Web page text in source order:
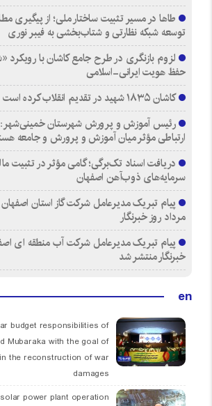
طاها در مسیر تثبیت ساختار ملی؛ از پیگیری
توسعه شبکه نظارتی و شتاب‌بخشی به فیبر نوری
حفظ هویت ایرانی-اسلامی
کاشان ۱۸۳۵ شهید در تقدیم انقلاب کرده است
رئیس آموزش و پرورش شهرستان خمینی‌شهر:
ارتباطی مؤثر میان آموزش و پرورش و جامعه
دریافت اسناد تک‌برگی؛ گامی مؤثر در تثبیت
سرمایه‌های ذوب‌آهن اصفهان
مرداد روز خبرنگار
پیام تبریک مدیرعامل شرکت آب منطقه ای
خبرنگار منتشر شد
en
budget responsibilities of
Mubaraka with the goal of
the reconstruction of war
damages
power plant operation